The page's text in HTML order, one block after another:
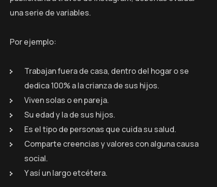
una serie de variables.
Por ejemplo:
Trabajan fuera de casa, dentro del hogar o se
dedica 100% a la crianza de sus hijos.
Viven solas o en pareja.
Su edad y la de sus hijos.
Es el tipo de personas que cuida su salud.
Comparte creencias y valores con alguna causa
social.
Y así un largo etcétera.